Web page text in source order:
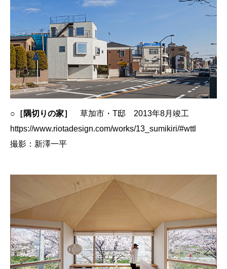
○ ［隅切りの家］
草加市・T邸 2013年8月竣工
https://www.riotadesign.com/works/13_sumikiri/#wttl
撮影：新澤一平